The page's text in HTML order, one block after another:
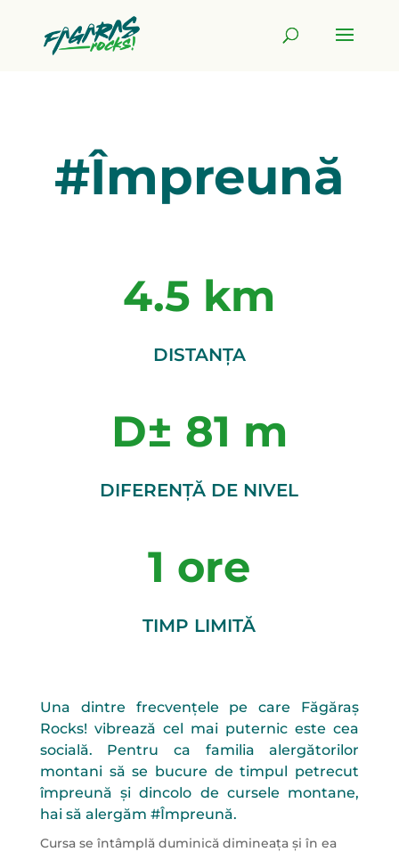
#Împreună
4.5
DISTANȚA
81
DIFERENȚĂ DE NIVEL
1
TIMP LIMITĂ
Una dintre frecvențele pe care Făgăraș
Rocks! vibrează cel mai puternic este cea
socială. Pentru ca familia alergătorilor
montani să se bucure de timpul petrecut
împreună și dincolo de cursele montane,
hai să alergăm #Împreună.
Cursa se întâmplă duminică dimineața și în ea